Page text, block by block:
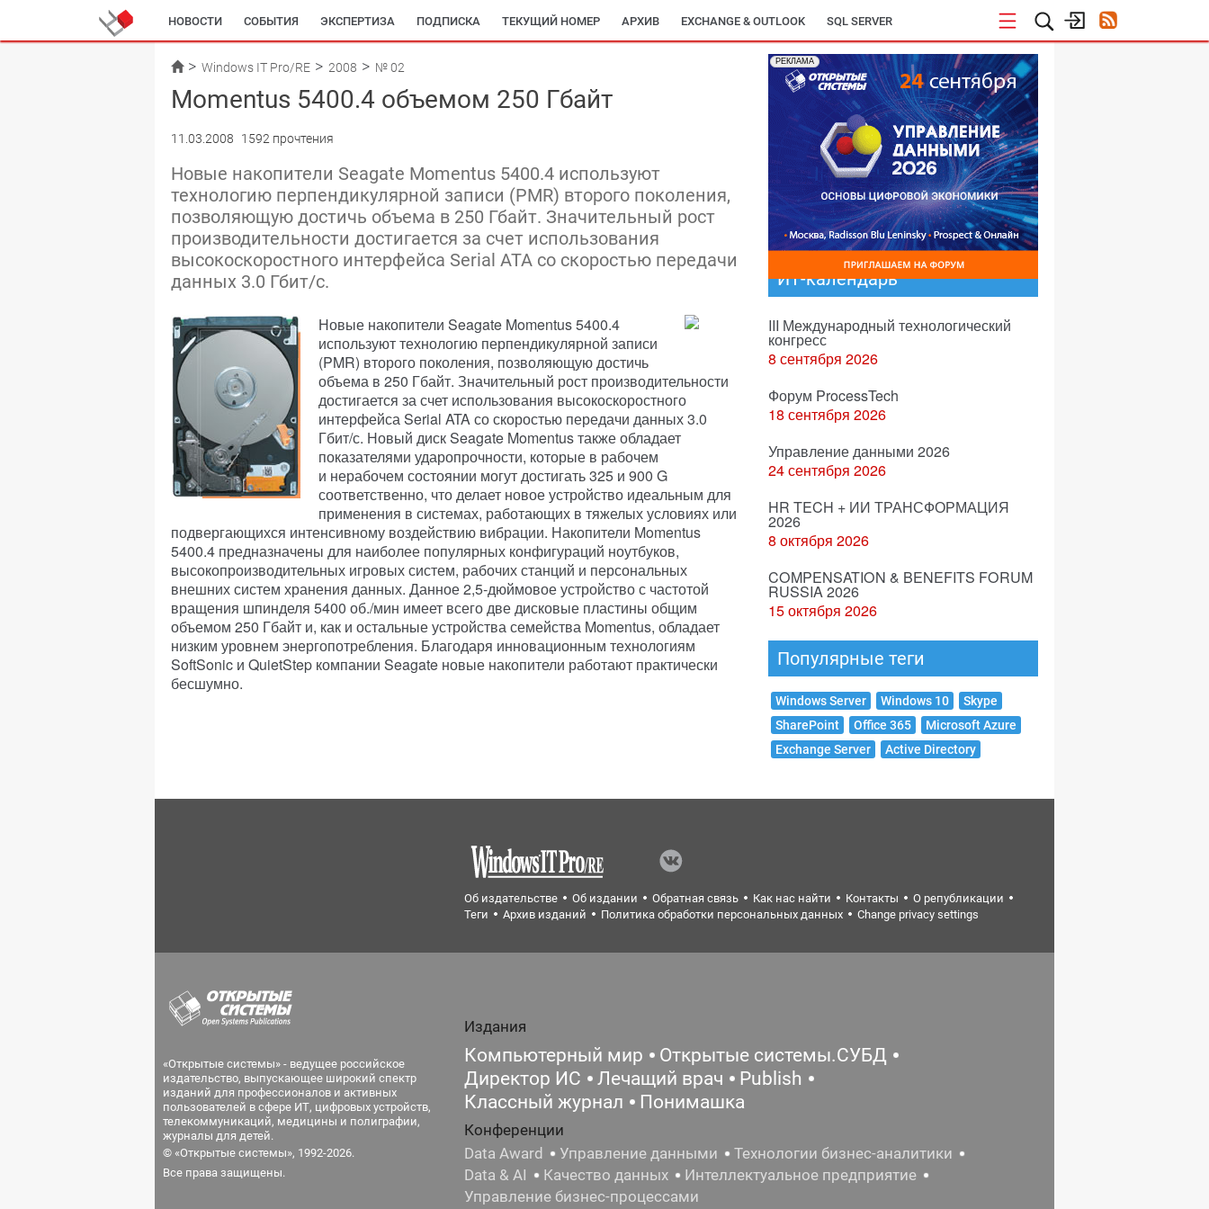
НОВОСТИ СОБЫТИЯ ЭКСПЕРТИЗА ПОДПИСКА ТЕКУЩИЙ НОМЕР АРХИВ EXCHANGE & OUTLOOK SQL SERVER
Windows IT Pro/RE 2008 № 02
Momentus 5400.4 объемом 250 Гбайт
11.03.2008 1592 прочтения
Новые накопители Seagate Momentus 5400.4 используют
технологию перпендикулярной записи (PMR) второго поколения,
позволяющую достичь объема в 250 Гбайт. Значительный рост
производительности достигается за счет использования
высокоскоростного интерфейса Serial ATA со скоростью передачи
данных 3.0 Гбит/с.
Новые накопители Seagate Momentus 5400.4
используют технологию перпендикулярной записи
(PMR) второго поколения, позволяющую достичь
объема в 250 Гбайт. Значительный рост производительности
достигается за счет использования высокоскоростного
интерфейса Serial ATA со скоростью передачи данных 3.0
Гбит/с. Новый диск Seagate Momentus также обладает
показателями ударопрочности, которые в рабочем
и нерабочем состоянии могут достигать 325 и 900 G
соответственно, что делает новое устройство идеальным для
применения в системах, работающих в тяжелых условиях или
подвергающихся интенсивному воздействию вибрации. Накопители Momentus
5400.4 предназначены для наиболее популярных конфигураций ноутбуков,
высокопроизводительных игровых систем, рабочих станций и персональных
внешних систем хранения данных. Данное 2,5-дюймовое устройство с частотой
вращения шпинделя 5400 об./мин имеет всего две дисковые пластины общим
объемом 250 Гбайт и, как и остальные устройства семейства Momentus, обладает
низким уровнем энергопотребления. Благодаря инновационным технологиям
SoftSonic и QuietStep компании Seagate новые накопители работают практически
бесшумно.
РЕКЛАМА
ИТ-календарь
III Международный технологический
конгресс
8 сентября 2026
Форум ProcessTech
18 сентября 2026
Управление данными 2026
24 сентября 2026
HR TECH + ИИ ТРАНСФОРМАЦИЯ
2026
8 октября 2026
COMPENSATION & BENEFITS FORUM
RUSSIA 2026
15 октября 2026
Популярные теги
Windows Server Windows 10
Skype
SharePoint
Office 365
Microsoft Azure
Exchange Server
Active Directory
Об издательстве Об издании Обратная связь Как нас найти Контакты
О републикации
Теги
Архив изданий Политика обработки персональных данных Change privacy settings
«Открытые системы» - ведущее российское
издательство, выпускающее широкий спектр
изданий для профессионалов и активных
пользователей в сфере ИТ, цифровых устройств,
телекоммуникаций, медицины и полиграфии,
журналы для детей.
© «Открытые системы», 1992-2026.
Все права защищены.
Издания
Компьютерный мир
Открытые системы.СУБД
Директор ИС
Лечащий врач
Publish
Классный журнал
Понимашка
Конференции
Data Award
Управление данными
Технологии бизнес-аналитики
Data & AI
Качество данных
Интеллектуальное предприятие
Управление бизнес-процессами